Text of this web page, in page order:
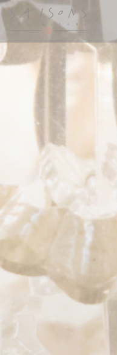
Cookie管理面板